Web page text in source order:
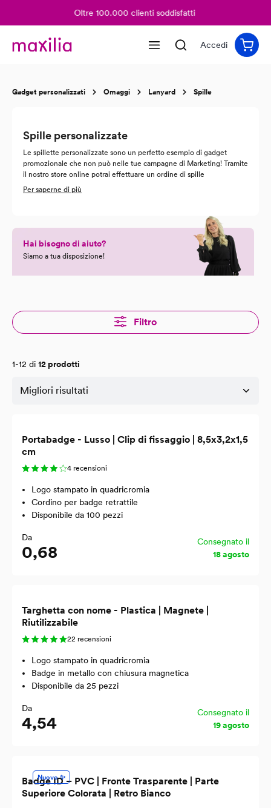
Oltre 100.000 clienti soddisfatti
Accedi
Gadget personalizzati Omaggi Lanyard Spille
Spille personalizzate
Le spillette personalizzate sono un perfetto esempio di gadget
promozionale che non può nelle tue campagne di Marketing! Tramite
il nostro store online potrai effettuare un ordine di spille
personalizzate a partire da 0,09 per pezzo con un ordine minimo di
dei tuoi clienti e rivenditori. La nostra stampa spille personalizzate
può essere modificata in ogni suo aspetto, così da poterti rendere un
gadget perfetto in ogni suo dettaglio. Stampa spillette personalizzate
con Maxilia e rincorri il successo!
Per saperne di più
Hai bisogno di aiuto?
Siamo a tua disposizione!
Filtro
1-12 di 12 prodotti
Portabadge - Lusso | Clip di fissaggio | 8,5x3,2x1,5
cm
4 recensioni
Logo stampato in quadricromia
Cordino per badge retrattile
Disponibile da 100 pezzi
Da
0,68
Consegnato il
18 agosto
Targhetta con nome - Plastica | Magnete |
Riutilizzabile
22 recensioni
Logo stampato in quadricromia
Badge in metallo con chiusura magnetica
Disponibile da 25 pezzi
Da
4,54
Consegnato il
19 agosto
Nuovo ✨
Badge ID – PVC | Fronte Trasparente | Parte
Superiore Colorata | Retro Bianco